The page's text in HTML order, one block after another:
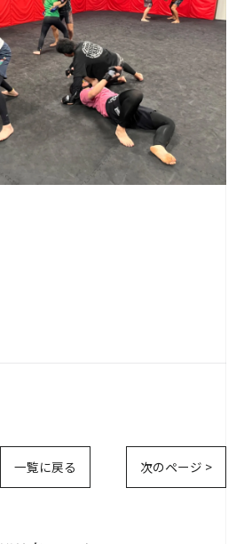
一覧に戻る 次のページ >